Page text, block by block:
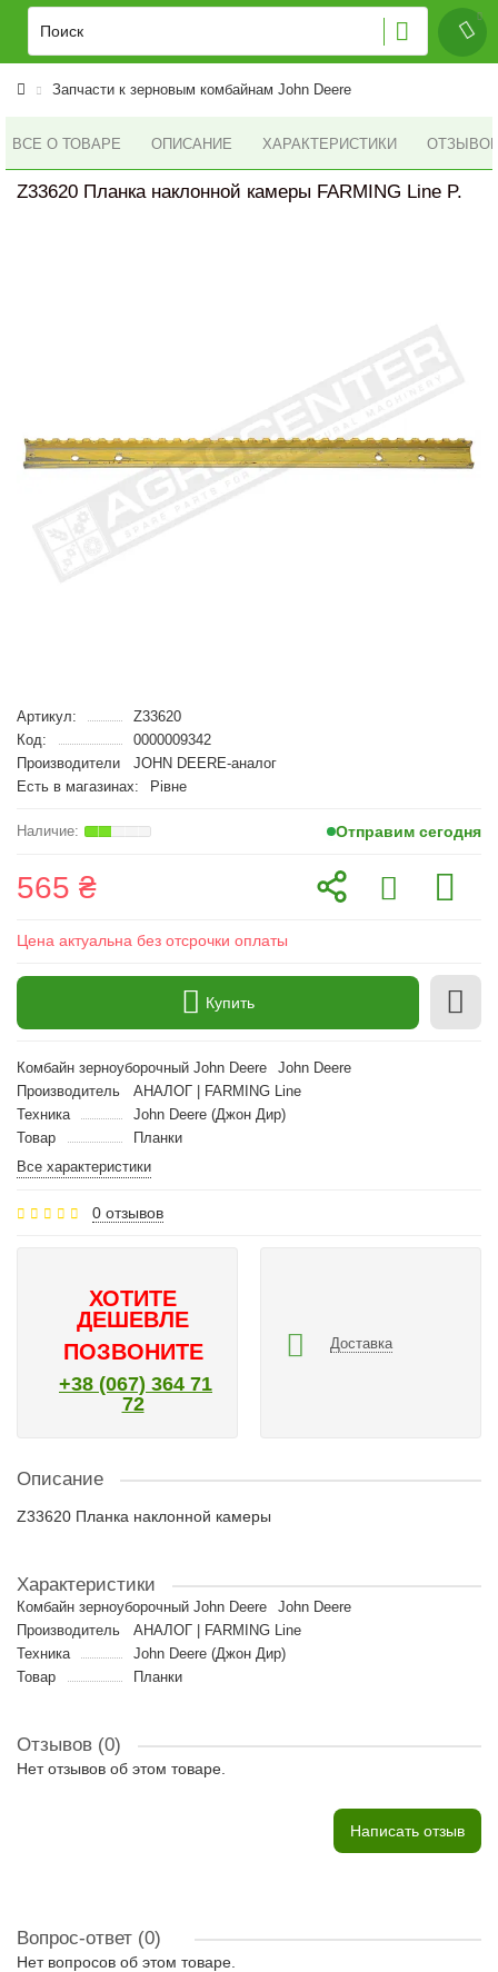
Запчасти к зерновым комбайнам John Deere
ВСЕ О ТОВАРЕ ОПИСАНИЕ ХАРАКТЕРИСТИКИ ОТЗЫВОВ
Z33620 Планка наклонной камеры FARMING Line P.
Артикул:
Z33620
Код:
0000009342
Производители
JOHN DEERE-аналог
Есть в магазинах:
Рівне
Отправим сегодня
565 ₴
Цена актуальна без отсрочки оплаты
Купить
Комбайн зерноуборочный John Deere
John Deere
Производитель
АНАЛОГ | FARMING Line
Техника
John Deere (Джон Дир)
Товар
Планки
Все характеристики
0 отзывов
ХОТИТЕ
ДЕШЕВЛЕ
ПОЗВОНИТЕ
+38 (067) 364 71
72
Доставка
Описание
Z33620 Планка наклонной камеры
Характеристики
Комбайн зерноуборочный John Deere
John Deere
Производитель
АНАЛОГ | FARMING Line
Техника
John Deere (Джон Дир)
Товар
Планки
Отзывов (0)
Нет отзывов об этом товаре.
Написать отзыв
Вопрос-ответ (0)
Нет вопросов об этом товаре.